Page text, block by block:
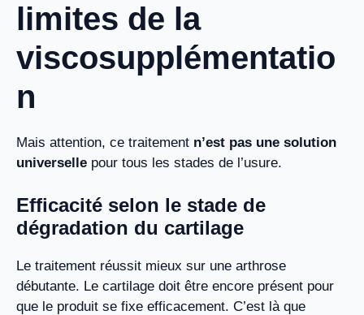
limites de la
viscosupplémentatio
n
Mais attention, ce traitement n’est pas une solution
universelle pour tous les stades de l’usure.
Efficacité selon le stade de
dégradation du cartilage
Le traitement réussit mieux sur une arthrose
débutante. Le cartilage doit être encore présent pour
que le produit se fixe efficacement. C’est là que